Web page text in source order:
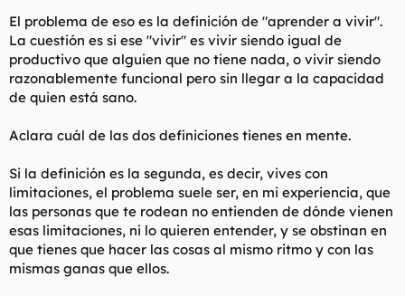
El problema de eso es la definición de "aprender a vivir".
La cuestión es si ese "vivir" es vivir siendo igual de
productivo que alguien que no tiene nada, o vivir siendo
razonablemente funcional pero sin llegar a la capacidad
de quien está sano.
Aclara cuál de las dos definiciones tienes en mente.
Si la definición es la segunda, es decir, vives con
limitaciones, el problema suele ser, en mi experiencia, que
las personas que te rodean no entienden de dónde vienen
esas limitaciones, ni lo quieren entender, y se obstinan en
que tienes que hacer las cosas al mismo ritmo y con las
mismas ganas que ellos.